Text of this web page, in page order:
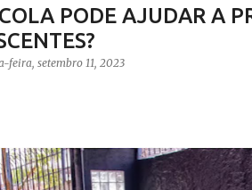
PODE AJUDAR A
feira, setembro 11, 2023